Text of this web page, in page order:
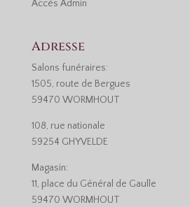
Accès Admin
Adresse
Salons funéraires:
1505, route de Bergues
59470 WORMHOUT
108, rue nationale
59254 GHYVELDE
Magasin:
11, place du Général de Gaulle
59470 WORMHOUT